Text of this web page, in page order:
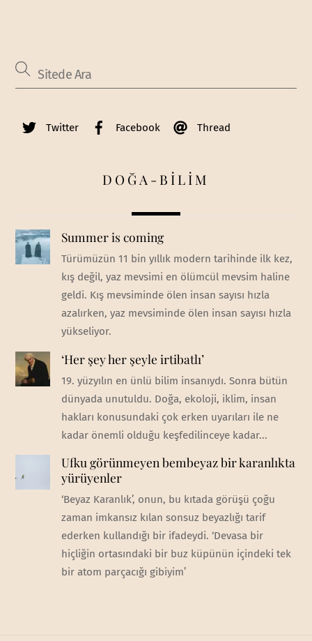
Twitter Facebook Thread
DOĞA-BİLİM
Summer is coming
Türümüzün 11 bin yıllık modern tarihinde ilk kez,
kış değil, yaz mevsimi en ölümcül mevsim haline
geldi. Kış mevsiminde ölen insan sayısı hızla
azalırken, yaz mevsiminde ölen insan sayısı hızla
yükseliyor.
‘Her şey her şeyle irtibatlı’
19. yüzyılın en ünlü bilim insanıydı. Sonra bütün
dünyada unutuldu. Doğa, ekoloji, iklim, insan
hakları konusundaki çok erken uyarıları ile ne
kadar önemli olduğu keşfedilinceye kadar...
Ufku görünmeyen bembeyaz bir karanlıkta
yürüyenler
‘Beyaz Karanlık’, onun, bu kıtada görüşü çoğu
zaman imkansız kılan sonsuz beyazlığı tarif
ederken kullandığı bir ifadeydi. ‘Devasa bir
hiçliğin ortasındaki bir buz küpünün içindeki tek
bir atom parçacığı gibiyim’